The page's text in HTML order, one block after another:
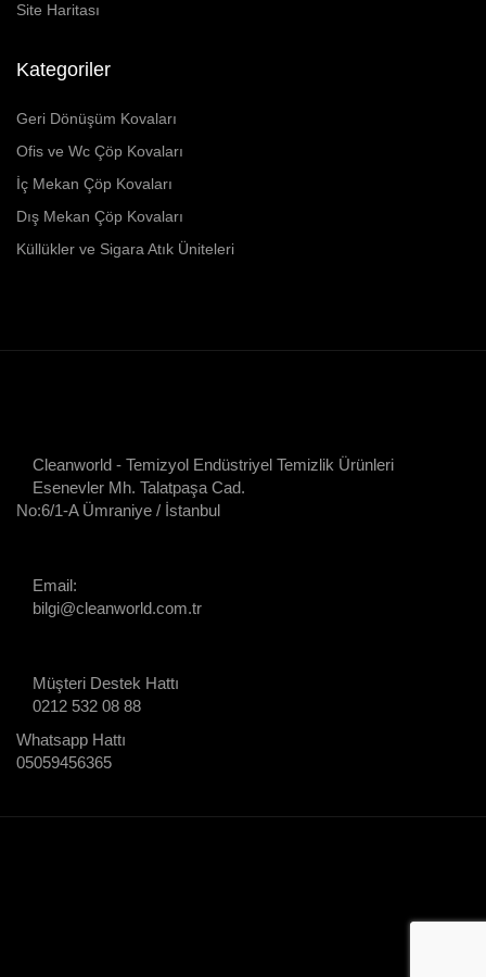
Site Haritası
Kategoriler
Geri Dönüşüm Kovaları
Ofis ve Wc Çöp Kovaları
İç Mekan Çöp Kovaları
Dış Mekan Çöp Kovaları
Küllükler ve Sigara Atık Üniteleri
Cleanworld - Temizyol Endüstriyel Temizlik Ürünleri
Esenevler Mh. Talatpaşa Cad.
No:6/1-A Ümraniye / İstanbul
Email:
bilgi@cleanworld.com.tr
Müşteri Destek Hattı
0212 532 08 88
Whatsapp Hattı
05059456365